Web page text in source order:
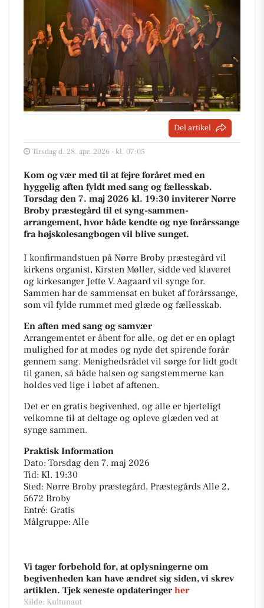
Del artikel
Tirsdag d. 28. apr. 2026 - kl. 07:05
Kom og vær med til at fejre foråret med en
hyggelig aften fyldt med sang og fællesskab.
Torsdag den 7. maj 2026 kl. 19:30 inviterer Nørre
Broby præstegård til et syng-sammen-
arrangement, hvor både kendte og nye forårssange
fra højskolesangbogen vil blive sunget.
I konfirmandstuen på Nørre Broby præstegård vil
kirkens organist, Kirsten Møller, sidde ved klaveret
og kirkesanger Jette V. Aagaard vil synge for.
Sammen har de sammensat en buket af forårssange,
som vil fylde rummet med glæde og fællesskab.
En aften med sang og samvær
Arrangementet er åbent for alle, og det er en oplagt
mulighed for at mødes og nyde det spirende forår
gennem sang. Menighedsrådet vil sørge for lidt godt
til ganen, så både halsen og sangstemmerne kan
holdes ved lige i løbet af aftenen.
Det er en gratis begivenhed, og alle er hjerteligt
velkomne til at deltage og opleve glæden ved at
synge sammen.
Praktisk Information
Dato: Torsdag den 7. maj 2026
Tid: Kl. 19:30
Sted: Nørre Broby præstegård, Præstegårds Alle 2,
5672 Broby
Entré: Gratis
Målgruppe: Alle
Vi tager forbehold for, at oplysningerne om
begivenheden kan have ændret sig siden, vi skrev
artiklen. Tjek seneste opdateringer her
Kilde: Kultunaut